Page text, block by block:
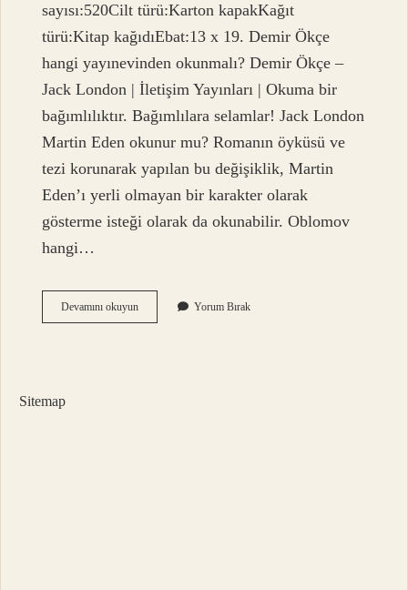
sayısı:520Cilt türü:Karton kapakKağıt
türü:Kitap kağıdıEbat:13 x 19. Demir Ökçe
hangi yayınevinden okunmalı? Demir Ökçe –
Jack London | İletişim Yayınları | Okuma bir
bağımlılıktır. Bağımlılara selamlar! Jack London
Martin Eden okunur mu? Romanın öyküsü ve
tezi korunarak yapılan bu değişiklik, Martin
Eden’ı yerli olmayan bir karakter olarak
gösterme isteği olarak da okunabilir. Oblomov
hangi…
Devamını okuyunMartin
Eden
Yorum Bırak
Sitemap